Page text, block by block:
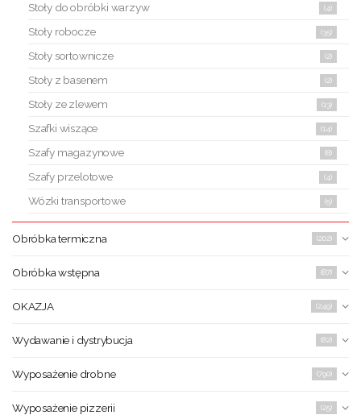
Stoły do obróbki warzyw (4)
Stoły robocze (35)
Stoły sortownicze (2)
Stoły z basenem (2)
Stoły ze zlewem (13)
Szafki wiszące (14)
Szafy magazynowe (8)
Szafy przelotowe (4)
Wózki transportowe (5)
Obróbka termiczna (202)
Obróbka wstępna (87)
OKAZJA (249)
Wydawanie i dystrybucja (82)
Wyposażenie drobne (790)
Wyposażenie pizzerii (25)